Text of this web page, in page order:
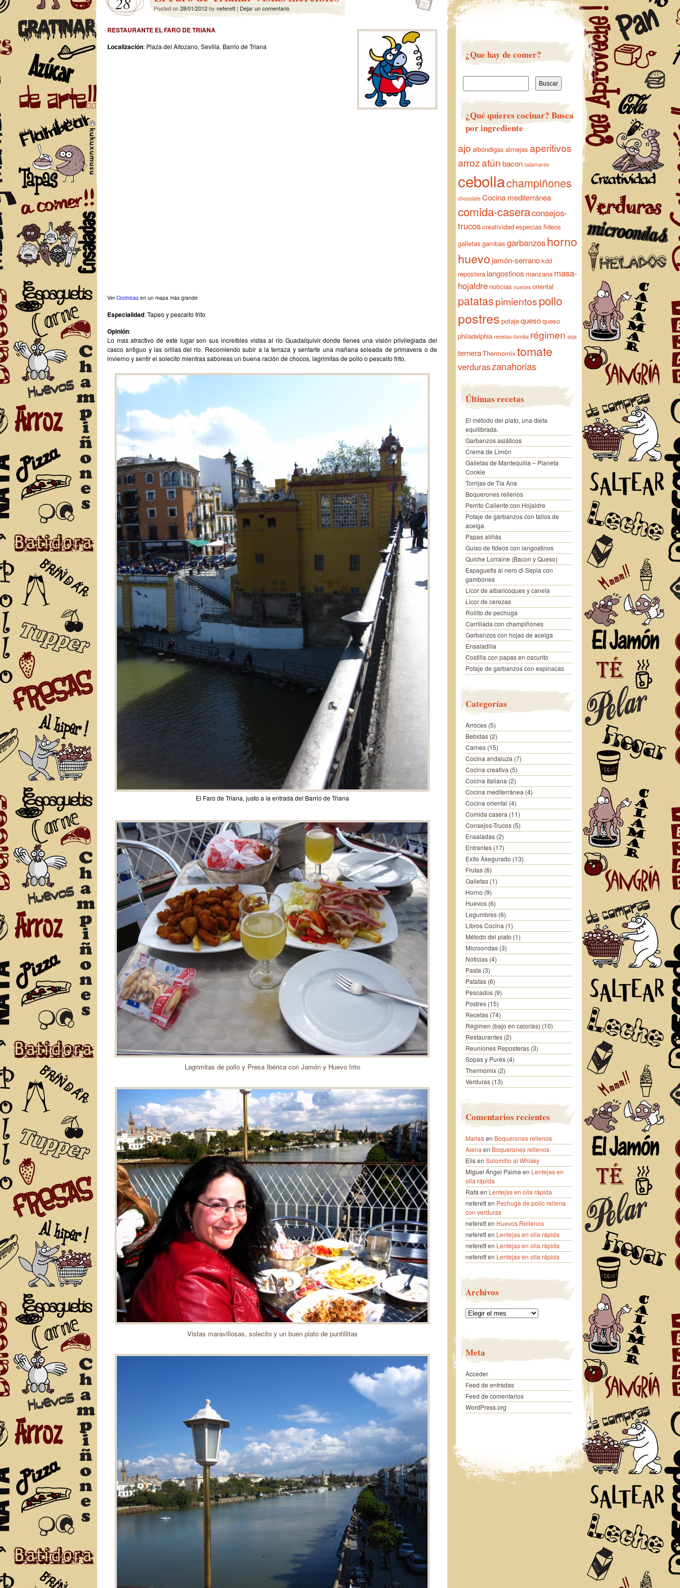
Posted on28/01/2012by neferett | Dejar un comentario
RESTAURANTE EL FARO DE TRIANA
Localización: Plaza del Altozano, Sevilla. Barrio de Triana
VerCocinicas en un mapa más grande
Especialidad: Tapeo y pescaito frito
Opinión:
Lo mas atractivo de este lugar son sus increíbles vistas al río Guadalquivir donde tienes una visión privilegiada del
casco antiguo y las orillas del río. Recomiendo subir a la terraza y sentarte una mañana soleada de primavera o de
invierno y sentir el solecito mientras saboreas un buena ración de chocos, lagrimitas de pollo o pescaito frito.
El Faro de Triana, justo a la entrada del Barrio de Triana
Lagrimitas de pollo y Presa Ibérica con Jamón y Huevo frito
Vistas maravillosas, solecito y un buen plato de puntillitas
¿Que hay de comer?
Buscar:
¿Qué quieres cocinar? Busca
por ingrediente
ajo albóndigas almejas aperitivos
arrozatúnbacon calamares
cebollachampiñones
chocolate Cocina mediterránea
comida-caseraconsejos-
trucoscreatividadespecias fideos
galletas gambas garbanzoshorno
huevo jamón-serranokdd
repostera langostinos manzana masa-
hojaldre noticias nueces oriental
patataspimientospollo
postres potajequesoqueso
philadelphia recetas-familia régimen soja
terneraThermomix tomate
verduraszanahorias
Últimas recetas
El método del plato, una dieta
equilibrada.
Garbanzos asiáticos
Crema de Limón
Galletas de Mantequilla – Planeta
Cookie
Torrijas de Tía Ana
Boquerones rellenos
Perrito Caliente con Hojaldre
Potaje de garbanzos con tallos de
acelga
Papas aliñás
Guiso de fideos con langostinos
Quiche Lorraine (Bacon y Queso)
Espaguetis al nero di Sepia con
gambones
Licor de albaricoques y canela
Licor de cerezas
Rollito de pechuga
Carrillada con champiñones
Garbanzos con hojas de acelga
Ensaladilla
Costilla con papas en oscurito
Potaje de garbanzos con espinacas
Categorías
Arroces(5)
Bebidas(2)
Carnes(15)
Cocina andaluza (7)
Cocina creativa (5)
Cocina Italiana (2)
Cocina mediterránea (4)
Cocina oriental (4)
Comida casera (11)
Consejos-Trucos(5)
Ensaladas(2)
Entrantes(17)
Exito Asegurado (13)
Frutas(6)
Galletas(1)
Horno (9)
Huevos(6)
Legumbres(6)
Libros Cocina (1)
Método del plato (1)
Microondas(3)
Noticias(4)
Pasta (3)
Patatas(6)
Pescados(9)
Postres(15)
Recetas(74)
Régimen (bajo en calorías) (10)
Restaurantes(2)
Reuniones Reposteras(3)
Sopas y Purés(4)
Thermomix(2)
Verduras(13)
Comentarios recientes
Marisa en Boquerones rellenos
Alena en Boquerones rellenos
Elisen Solomillo al Whisky
Miguel Ángel Palma en Lentejas en
olla rápida
Rafa en Lentejas en olla rápida
neferetten Pechuga de pollo rellena
con verduras
neferetten Huevos Rellenos
neferetten Lentejas en olla rápida
neferetten Lentejas en olla rápida
neferetten Lentejas en olla rápida
Archivos
Archivos
Meta
Acceder
Feed de entradas
Feed de comentarios
WordPress.org